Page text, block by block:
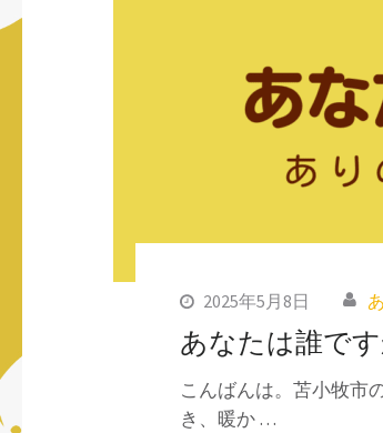
2025年5月8日
あなたは誰です
こんばんは。苫小牧市
き、暖か …